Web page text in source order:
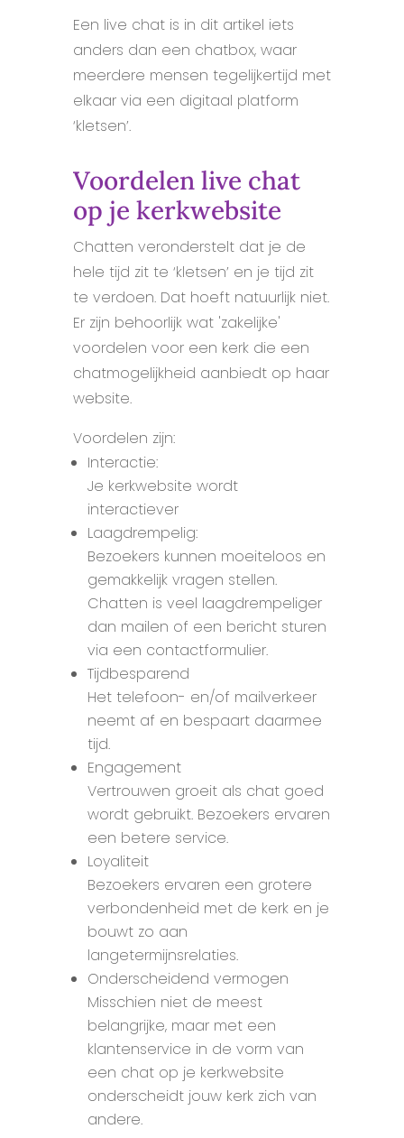
Een live chat is in dit artikel iets
anders dan een chatbox, waar
meerdere mensen tegelijkertijd met
elkaar via een digitaal platform
‘kletsen’.
Voordelen live chat
op je kerkwebsite
Chatten veronderstelt dat je de
hele tijd zit te ‘kletsen’ en je tijd zit
te verdoen. Dat hoeft natuurlijk niet.
Er zijn behoorlijk wat 'zakelijke'
voordelen voor een kerk die een
chatmogelijkheid aanbiedt op haar
website.
Voordelen zijn:
Interactie:
Je kerkwebsite wordt
interactiever
Laagdrempelig:
Bezoekers kunnen moeiteloos en
gemakkelijk vragen stellen.
Chatten is veel laagdrempeliger
dan mailen of een bericht sturen
via een contactformulier.
Tijdbesparend
Het telefoon- en/of mailverkeer
neemt af en bespaart daarmee
tijd.
Engagement
Vertrouwen groeit als chat goed
wordt gebruikt. Bezoekers ervaren
een betere service.
Loyaliteit
Bezoekers ervaren een grotere
verbondenheid met de kerk en je
bouwt zo aan
langetermijnsrelaties.
Onderscheidend vermogen
Misschien niet de meest
belangrijke, maar met een
klantenservice in de vorm van
een chat op je kerkwebsite
onderscheidt jouw kerk zich van
andere.